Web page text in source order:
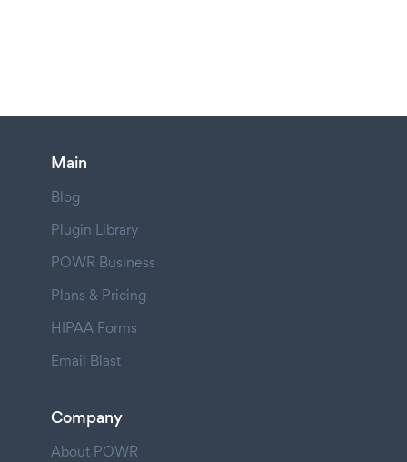
Main
Blog
Plugin Library
POWR Business
Plans & Pricing
HIPAA Forms
Email Blast
Company
About POWR